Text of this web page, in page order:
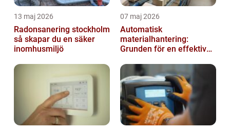
13 maj 2026
Radonsanering stockholm
så skapar du en säker
inomhusmiljö
07 maj 2026
Automatisk
materialhantering:
Grunden för en effektiv